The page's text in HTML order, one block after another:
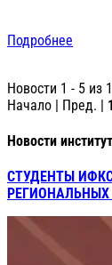
Подробнее
Новости 1 - 5 из
Начало | Пред. | 1
Новости
СТУДЕНТЫ